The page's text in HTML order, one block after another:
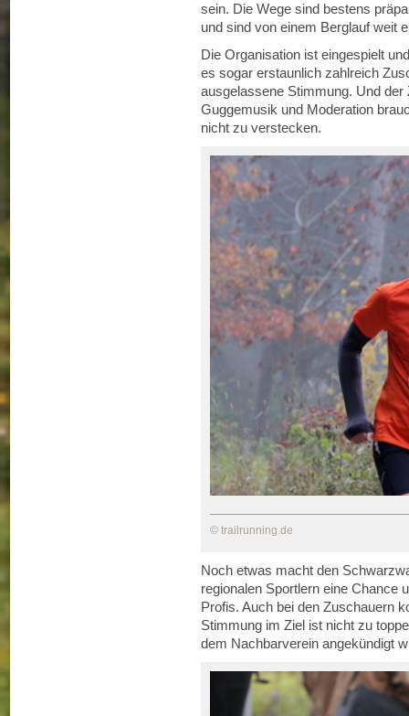
sein. Die Wege sind bestens
und sind von einem Berglauf weit
Die Organisation ist eingespielt
es sogar erstaunlich zahlreich
ausgelassene Stimmung. Und der
Guggemusik und Moderation
nicht zu verstecken.
© trailrunning.de
Noch etwas macht den
regionalen Sportlern eine Chance
Profis. Auch bei den Zuschauern
Stimmung im Ziel ist nicht zu
dem Nachbarverein angekündigt